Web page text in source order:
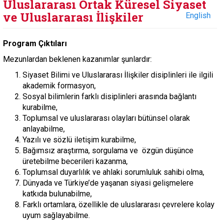
Uluslararası Ortak Küresel Siyaset
ve Uluslararası İlişkiler
English
Program Çıktıları
Mezunlardan beklenen kazanımlar şunlardır:
Siyaset Bilimi ve Uluslararası İlişkiler disiplinleri ile ilgili
akademik formasyon,
Sosyal bilimlerin farklı disiplinleri arasında bağlantı
kurabilme,
Toplumsal ve uluslararası olayları bütünsel olarak
anlayabilme,
Yazılı ve sözlü iletişim kurabilme,
Bağımsız araştırma, sorgulama ve özgün düşünce
üretebilme becerileri kazanma,
Toplumsal duyarlılık ve ahlaki sorumluluk sahibi olma,
Dünyada ve Türkiye’de yaşanan siyasi gelişmelere
katkıda bulunabilme,
Farklı ortamlara, özellikle de uluslararası çevrelere kolay
uyum sağlayabilme.